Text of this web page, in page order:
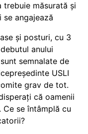
trebuie măsurată și
angajează
și posturi, cu 3
anului
semnalate de
USLI
grav de tot.
că oamenii
se întâmplă cu